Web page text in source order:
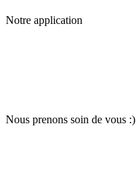
Notre application
Nous prenons soin de vous :)